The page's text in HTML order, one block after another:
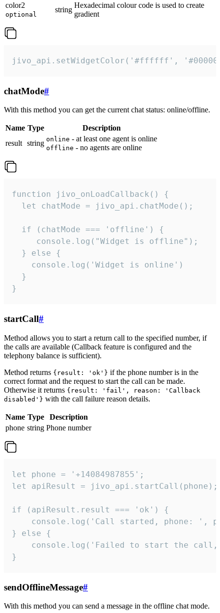
color2
optional
string
Hexadecimal colour code is used to create
gradient
jivo_api.setWidgetColor('#ffffff',
chatMode#
With this method you can get the current chat status: online/offline.
Name Type
Description
result string online - at least one agent is online
offline - no agents are online
function jivo_onLoadCallback() {
  let chatMode = jivo_api.chatMode();
  if (chatMode === 'offline') {
     console.log("Widget is offline");
  } else {
    console.log('Widget is online')
  }
}
startCall#
Method allows you to start a return call to the specified number, if
the calls are available (Callback feature is configured and the
telephony balance is sufficient).
Method returns {result: 'ok'} if the phone number is in the
correct format and the request to start the call can be made.
Otherwise it returns {result: 'fail', reason: 'Callback
disabled'} with the call failure reason details.
Name Type
Description
phone string Phone number
let phone = '+14084987855';
let apiResult = jivo_api.startCall(phone);
if (apiResult.result === 'ok') {
console.log('Call started, phone: ',
} else {
console.log('Failed to start the
}
sendOfflineMessage#
With this method you can send a message in the offline chat mode.